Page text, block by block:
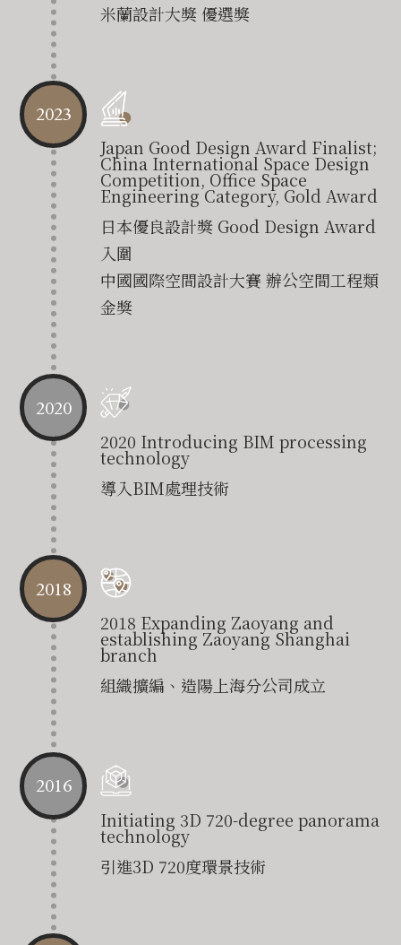
米蘭設計大獎 優選獎
2023
Japan Good Design Award Finalist;
China International Space Design
Competition, Office Space
Engineering Category, Gold Award
日本優良設計獎 Good Design Award
入圍
中國國際空間設計大賽 辦公空間工程類
金獎
2020 Introducing BIM processing
technology
導入BIM處理技術
2020
2018
2018 Expanding Zaoyang and
establishing Zaoyang Shanghai
branch
組織擴編、造陽上海分公司成立
Initiating 3D 720-degree panorama
technology
引進3D 720度環景技術
2016